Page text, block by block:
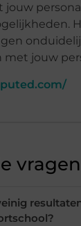
jouw
met jouw
vragen